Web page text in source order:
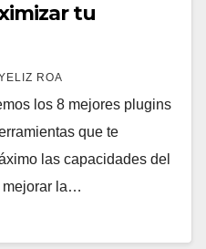
tu
ROA
los 8 mejores plugins
que te
las capacidades del
mejorar la…